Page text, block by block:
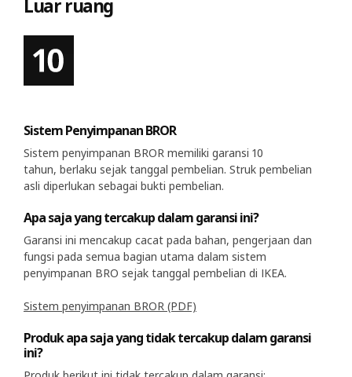
Luar ruang
Sistem Penyimpanan BROR
Sistem penyimpanan BROR memiliki garansi 10
tahun, berlaku sejak tanggal pembelian. Struk pembelian
asli diperlukan sebagai bukti pembelian.
Apa saja yang tercakup dalam garansi ini?
Garansi ini mencakup cacat pada bahan, pengerjaan dan
fungsi pada semua bagian utama dalam sistem
penyimpanan BRO sejak tanggal pembelian di IKEA.
Sistem penyimpanan BROR (PDF)
Produk apa saja yang tidak tercakup dalam garansi
ini?